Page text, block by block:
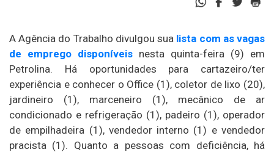
A Agência do Trabalho divulgou sua lista com as vagas
de emprego disponíveis nesta quinta-feira (9) em
Petrolina. Há oportunidades para cartazeiro/ter
experiência e conhecer o Office (1), coletor de lixo (20),
jardineiro (1), marceneiro (1), mecânico de ar
condicionado e refrigeração (1), padeiro (1), operador
de empilhadeira (1), vendedor interno (1) e vendedor
pracista (1). Quanto a pessoas com deficiência, há